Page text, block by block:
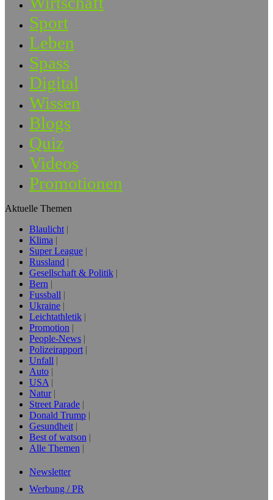
Sport
Leben
Spass
Digital
Wissen
Blogs
Quiz
Videos
Promotionen
Aktuelle Themen
Blaulicht
Klima
Super League
Russland
Gesellschaft & Politik
Bern
Fussball
Ukraine
Leichtathletik
Promotion
People-News
Polizeirapport
Unfall
Auto
USA
Natur
Street Parade
Donald Trump
Gesundheit
Best of watson
Alle Themen
Newsletter
Werbung / PR